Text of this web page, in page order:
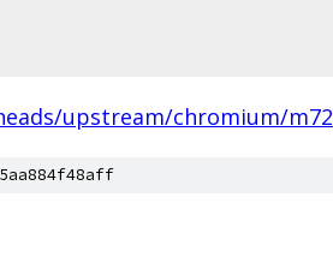
upstream/chromium/m72